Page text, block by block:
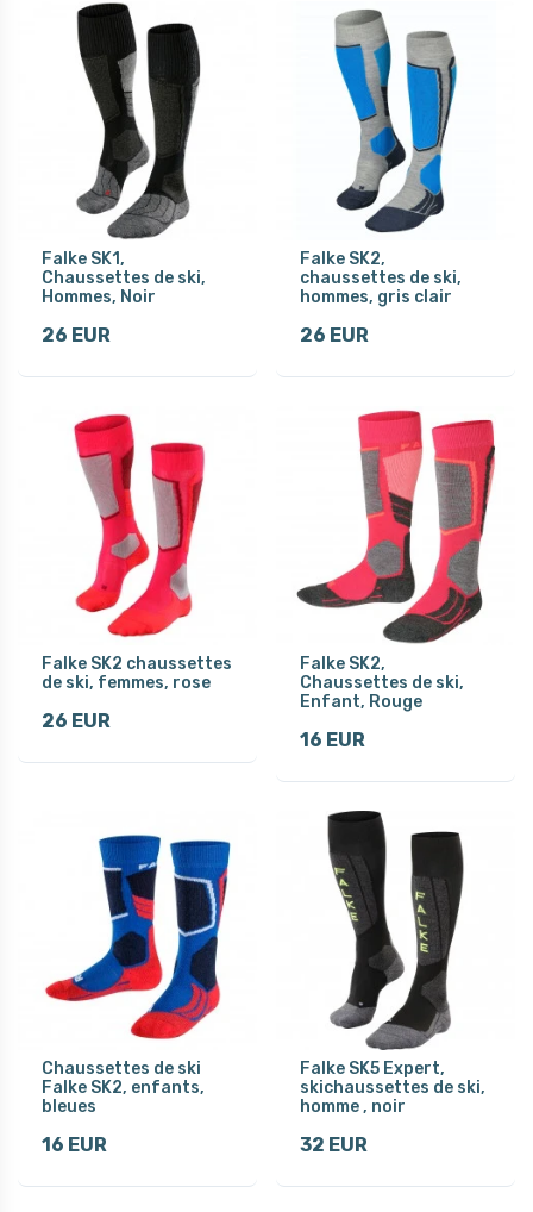
Falke SK1,
Chaussettes de ski,
Hommes, Noir
26 EUR
Falke SK2,
chaussettes de ski,
hommes, gris clair
26 EUR
Falke SK2 chaussettes
de ski, femmes, rose
26 EUR
Falke SK2,
Chaussettes de ski,
Enfant, Rouge
16 EUR
Chaussettes de ski
Falke SK2, enfants,
bleues
16 EUR
Falke SK5 Expert,
skichaussettes de ski,
homme , noir
32 EUR